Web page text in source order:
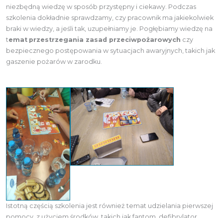
niezbędną wiedzę w sposób przystępny i ciekawy. Podczas
szkolenia dokładnie sprawdzamy, czy pracownik ma jakiekolwiek
braki w wiedzy, a jeśli tak, uzupełniamy je. Pogłębiamy wiedzę na
temat przestrzegania zasad przeciwpożarowych czy
bezpiecznego postępowania w sytuacjach awaryjnych, takich jak
gaszenie pożarów w zarodku.
Istotną częścią szkolenia jest również temat udzielania pierwszej